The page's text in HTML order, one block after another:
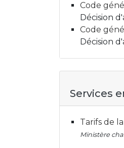
Code
Décision
Code
Décision
Services
Tarifs de
Ministère